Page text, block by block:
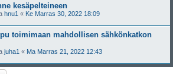
kesäpelteineen
hnu1 « Ke Marras 30, 2022 18:09
toimimaan mahdollisen sähkönkatkon
juha1 « Ma Marras 21, 2022 12:43